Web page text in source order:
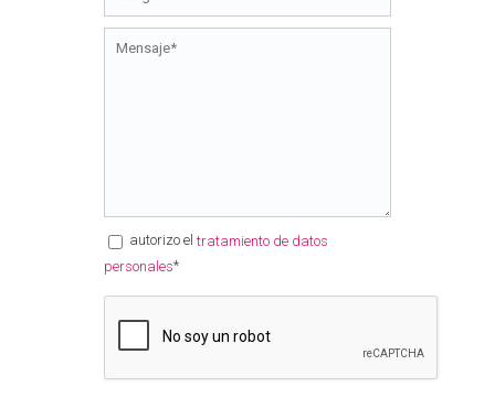
autorizo eltratamiento de datos
personales*